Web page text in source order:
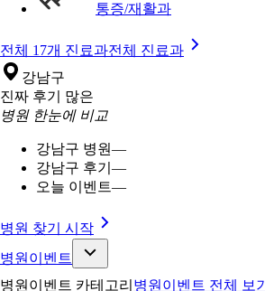
통증/재활과
전체 17개 진료과전체 진료과
강남구
진짜 후기 많은
병원 한눈에 비교
강남구 병원—
강남구 후기 —
오늘 이벤트—
병원 찾기 시작
병원이벤트
병원이벤트 카테고리 병원이벤트 전체 보기